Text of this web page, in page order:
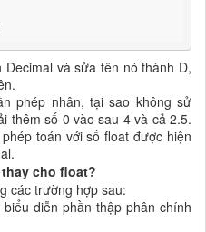
và sửa tên nó thành D,
phép nhân, tại sao không sử
thêm số 0 vào sau 4 và cả 2.5.
toán với số float được hiện
cho float?
các trường hợp sau:
diễn phần thập phân chính